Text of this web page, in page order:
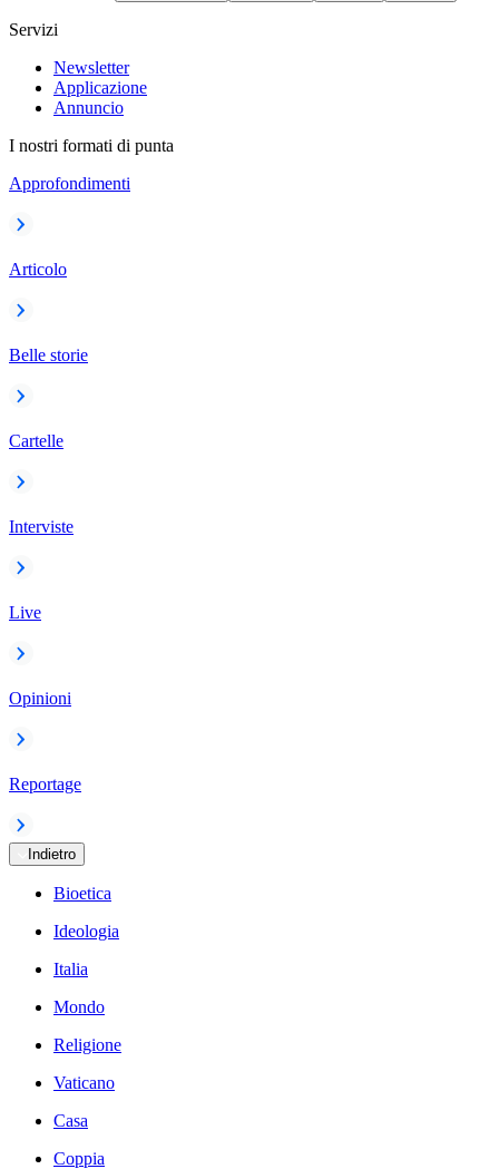
Servizi
Newsletter
Applicazione
Annuncio
I nostri formati di punta
Approfondimenti
Articolo
Belle storie
Cartelle
Interviste
Live
Opinioni
Reportage
Indietro
Bioetica
Ideologia
Italia
Mondo
Religione
Vaticano
Casa
Coppia